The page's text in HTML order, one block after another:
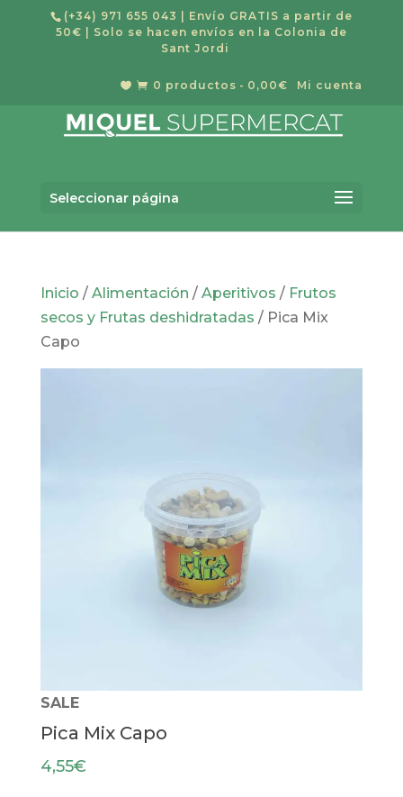
(+34) 971 655 043
| Envío GRATIS a partir de
50€ | Solo se hacen envíos en la Colonia de
Sant Jordi
Mi cuenta
  0 productos 0,00€
Seleccionar página
de
productos
Inicio / Alimentación / Aperitivos / Frutos
secos y Frutas deshidratadas / Pica Mix
Capo
SALE
Pica Mix Capo
4,55€